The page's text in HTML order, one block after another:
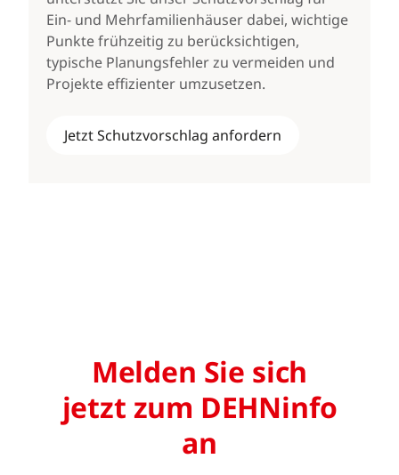
Ein- und Mehrfamilienhäuser dabei, wichtige
Punkte frühzeitig zu berücksichtigen,
typische Planungsfehler zu vermeiden und
Projekte effizienter umzusetzen.
Jetzt Schutzvorschlag anfordern
Melden Sie sich
jetzt zum DEHNinfo
an